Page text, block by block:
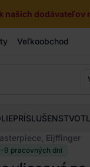
našich dodávateľov
Veľkoobchod
PRÍSLUŠENSTVO
Eijffinger
pracovných dní